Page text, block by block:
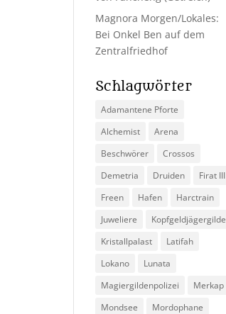
Magnora Morgen/Lokales:
Bei Onkel Ben auf dem
Zentralfriedhof
Schlagwörter
Adamantene Pforte
Alchemist
Arena
Beschwörer
Crossos
Demetria
Druiden
Firat III
Freen
Hafen
Harctrain
Juweliere
Kopfgeldjägergilde
Kristallpalast
Latifah
Lokano
Lunata
Magiergildenpolizei
Merkap
Mondsee
Mordophane